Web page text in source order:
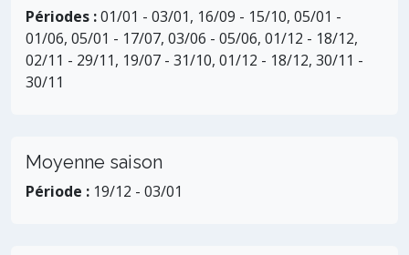
Périodes :01/01 - 03/01, 16/09 - 15/10, 05/01 -
01/06, 05/01 - 17/07, 03/06 - 05/06, 01/12 - 18/12,
02/11 - 29/11, 19/07 - 31/10, 01/12 - 18/12, 30/11 -
30/11
Moyenne saison
Période : 19/12 - 03/01